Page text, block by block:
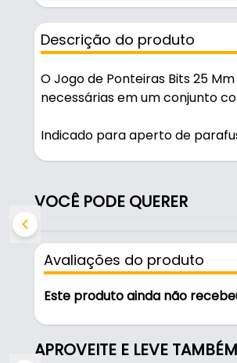
Descrição do produto
O Jogo de Ponteiras Bits 25
necessárias em um conjunto
Indicado para aperto de
Características:
- Marca: Mtx
- Quantidade de peças: 61
- Adaptador magnético para
Indicado para:
- Aperto de parafusos em
VOCÊ PODE QUERER
Avaliações do produto
Este produto ainda não
APROVEITE E LEVE TAMBÉM